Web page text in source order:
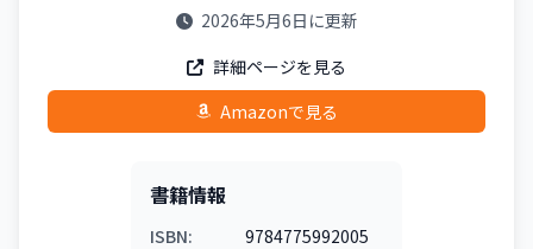
2026年5月6日に更新
詳細ページを見る
Amazonで見る
書籍情報
ISBN:
9784775992005